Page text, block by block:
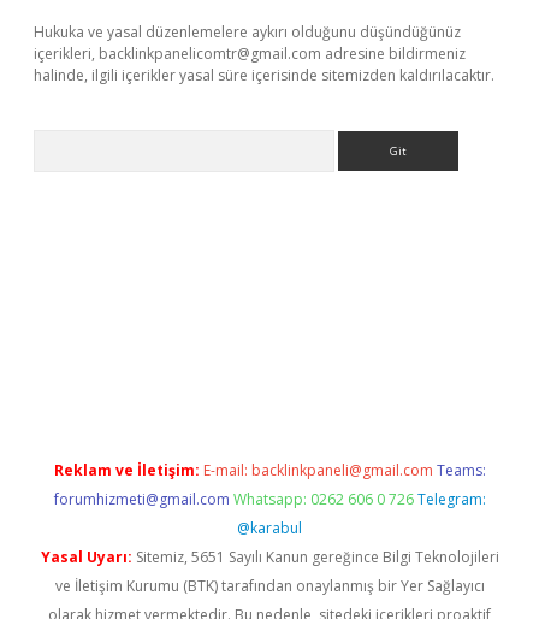
Hukuka ve yasal düzenlemelere aykırı olduğunu düşündüğünüz
içerikleri, backlinkpanelicomtr@gmail.com adresine bildirmeniz
halinde, ilgili içerikler yasal süre içerisinde sitemizden kaldırılacaktır.
Reklam ve İletişim: E-mail: backlinkpaneli@gmail.com Teams:
forumhizmeti@gmail.com Whatsapp: 0262 606 0 726 Telegram:
@karabul
Yasal Uyarı: Sitemiz, 5651 Sayılı Kanun gereğince Bilgi Teknolojileri
ve İletişim Kurumu (BTK) tarafından onaylanmış bir Yer Sağlayıcı
olarak hizmet vermektedir. Bu nedenle, sitedeki içerikleri proaktif